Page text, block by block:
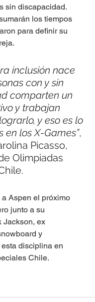
sin discapacidad.
los tiempos
para definir su
inclusión nace
con y sin
comparten un
y trabajan
y eso es lo
en los X-Games”,
Picasso,
Olimpiadas
Aspen el próximo
junto a su
Jackson, ex
y
disciplina en
Chile.